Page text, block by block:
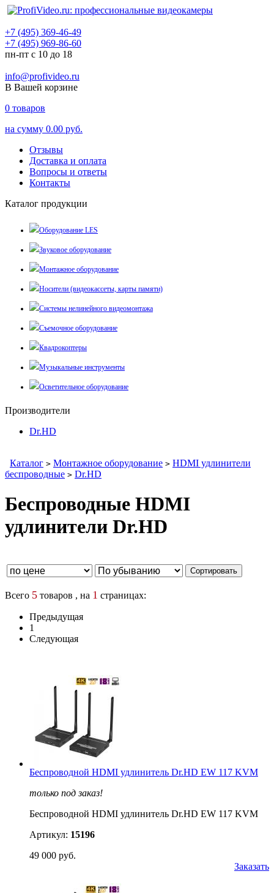
+7 (495) 369-46-49
+7 (495) 969-86-60
пн-пт с 10 до 18
info@profivideo.ru
В Вашей корзине
0 товаров
на сумму 0.00 руб.
Отзывы
Доставка и оплата
Вопросы и ответы
Контакты
Каталог продукции
Оборудование LES
Звуковое оборудование
Монтажное оборудование
Носители (видеокассеты, карты памяти)
Системы нелинейного видеомонтажа
Съемочное оборудование
Квадрокоптеры
Музыкальные инструменты
Осветительное оборудование
Производители
Dr.HD
Каталог > Монтажное оборудование > HDMI удлинители
беспроводные > Dr.HD
Беспроводные HDMI
удлинители Dr.HD
Всего 5 товаров , на 1 страницах:
Предыдущая
1
Следующая
Беспроводной HDMI удлинитель Dr.HD EW 117 KVM
только под заказ!
Беспроводной HDMI удлинитель Dr.HD EW 117 KVM
Артикул: 15196
49 000 руб.
Заказать